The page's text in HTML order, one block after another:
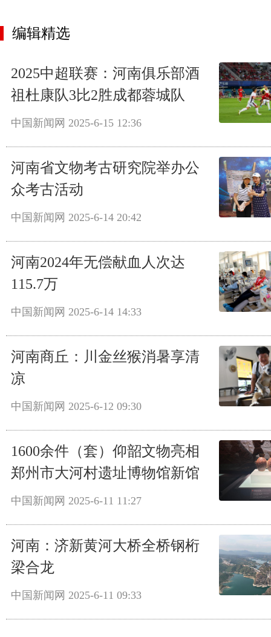
编辑精选
2025中超联赛：河南俱乐部酒
祖杜康队3比2胜成都蓉城队
中国新闻网 2025-6-15 12:36
河南省文物考古研究院举办公
众考古活动
中国新闻网 2025-6-14 20:42
河南2024年无偿献血人次达
115.7万
中国新闻网 2025-6-14 14:33
河南商丘：川金丝猴消暑享清
凉
中国新闻网 2025-6-12 09:30
1600余件（套）仰韶文物亮相
郑州市大河村遗址博物馆新馆
中国新闻网 2025-6-11 11:27
河南：济新黄河大桥全桥钢桁
梁合龙
中国新闻网 2025-6-11 09:33